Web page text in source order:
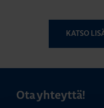
KATSO
Ota yhteyttä!